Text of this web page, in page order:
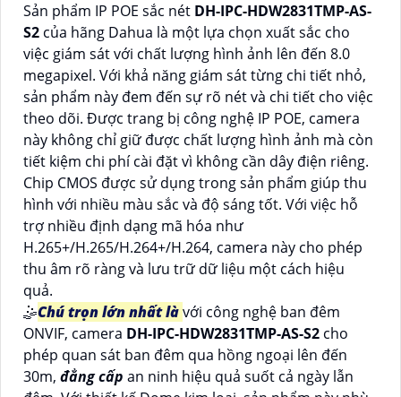
Sản phẩm IP POE sắc nét DH-IPC-HDW2831TMP-AS-
S2 của hãng Dahua là một lựa chọn xuất sắc cho
việc giám sát với chất lượng hình ảnh lên đến 8.0
megapixel. Với khả năng giám sát từng chi tiết nhỏ,
sản phẩm này đem đến sự rõ nét và chi tiết cho việc
theo dõi. Được trang bị công nghệ IP POE, camera
này không chỉ giữ được chất lượng hình ảnh mà còn
tiết kiệm chi phí cài đặt vì không cần dây điện riêng.
Chip CMOS được sử dụng trong sản phẩm giúp thu
hình với nhiều màu sắc và độ sáng tốt. Với việc hỗ
trợ nhiều định dạng mã hóa như
H.265+/H.265/H.264+/H.264, camera này cho phép
thu âm rõ ràng và lưu trữ dữ liệu một cách hiệu
quả.
🤹Chú trọn lớn nhất làvới công nghệ ban đêm
ONVIF, camera DH-IPC-HDW2831TMP-AS-S2 cho
phép quan sát ban đêm qua hồng ngoại lên đến
30m, đẳng cấp an ninh hiệu quả suốt cả ngày lẫn